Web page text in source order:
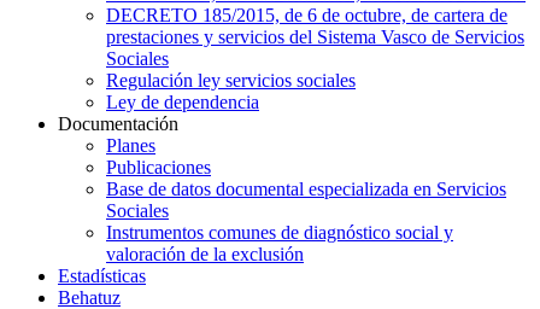
DECRETO 185/2015, de 6 de octubre, de cartera de
prestaciones y servicios del Sistema Vasco de Servicios
Sociales
Regulación ley servicios sociales
Ley de dependencia
Documentación
Planes
Publicaciones
Base de datos documental especializada en Servicios
Sociales
Instrumentos comunes de diagnóstico social y
valoración de la exclusión
Estadísticas
Behatuz